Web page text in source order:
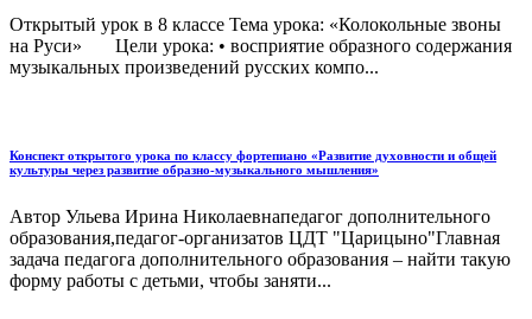
Открытый урок в 8 классе Тема урока: «Колокольные звоны
на Руси» Цели урока: • восприятие образного содержания
музыкальных произведений русских компо...
Конспект открытого урока по классу фортепиано «Развитие духовности и общей
культуры через развитие образно-музыкального мышления»
Автор Ульева Ирина Николаевнапедагог дополнительного
образования,педагог-организатов ЦДТ "Царицыно"Главная
задача педагога дополнительного образования – найти такую
форму работы с детьми, чтобы заняти...